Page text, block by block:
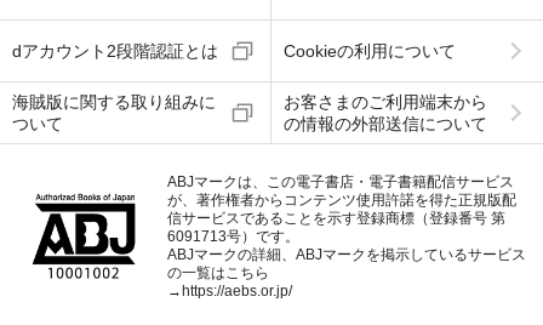
dアカウント2段階認証とは Cookieの利用について
海賊版に関する取り組みに
ついて
お客さまのご利用端末から
の情報の外部送信について
ABJマークは、この電子書店・電子書籍配信サービス
が、著作権者からコンテンツ使用許諾を得た正規版配
信サービスであることを示す登録商標（登録番号 第
6091713号）です。
ABJマークの詳細、ABJマークを掲示しているサービス
の一覧はこちら
→https://aebs.or.jp/